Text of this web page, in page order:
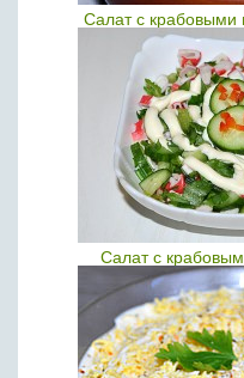
Салат с крабовыми
Салат с